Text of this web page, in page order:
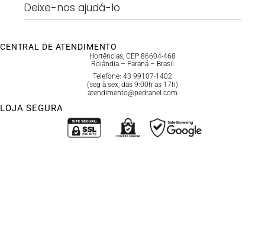
Deixe-nos ajudá-lo
CENTRAL DE ATENDIMENTO
Hortências, CEP 86604-468
Rolândia – Paraná – Brasil
Telefone: 43 99107-1402
(seg à sex, das 9:00h as 17h)
atendimento@pedranel.com
LOJA SEGURA